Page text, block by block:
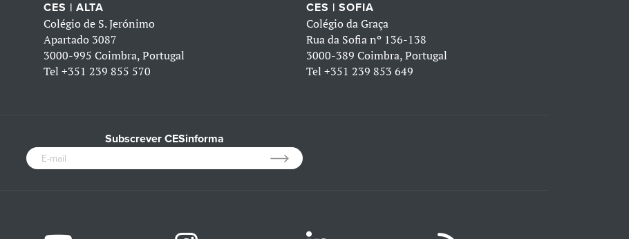
CES | ALTA
Colégio de S. Jerónimo
Apartado 3087
3000-995 Coimbra, Portugal
Tel+351 239 855 570
CES | SOFIA
Colégio da Graça
Rua da Sofia nº 136-138
3000-389 Coimbra, Portugal
Tel +351 239 853 649
Subscrever CESinforma